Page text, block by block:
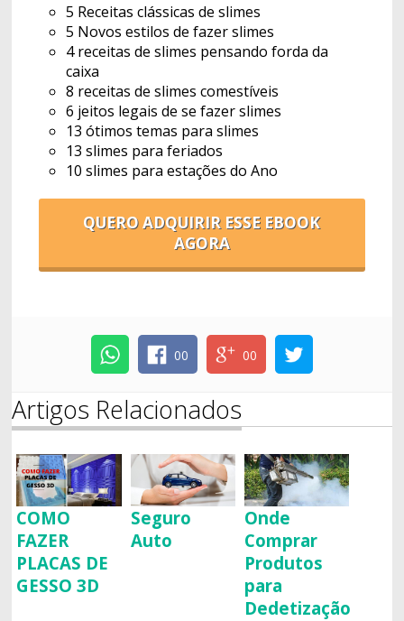
5 Receitas clássicas de slimes
5 Novos estilos de fazer slimes
4 receitas de slimes pensando forda da
caixa
8 receitas de slimes comestíveis
6 jeitos legais de se fazer slimes
13 ótimos temas para slimes
13 slimes para feriados
10 slimes para estações do Ano
QUERO ADQUIRIR ESSE EBOOK
AGORA
00 00
Artigos Relacionados
COMO
FAZER
PLACAS DE
GESSO 3D
Seguro
Auto
Onde
Comprar
Produtos
para
Dedetização